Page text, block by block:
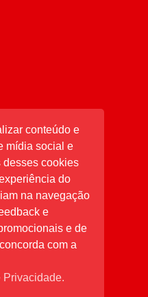
conteúdo e
mídia social e
desses cookies
do
na navegação
e
e de
com a
Privacidade.